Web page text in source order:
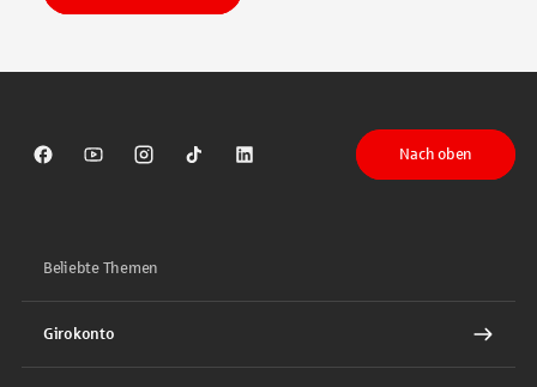
Sparkasse auf Facebook
Sparkasse auf Youtube
Sparkasse auf Instagram
Sparkasse auf TikTok
Sparkasse auf LinkedIn
Nach oben
Beliebte Themen
Girokonto